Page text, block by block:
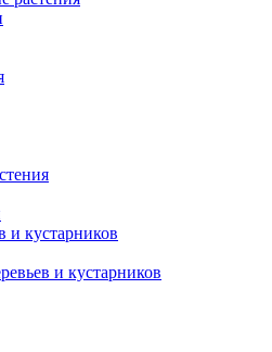
и кустарников
и кустарников